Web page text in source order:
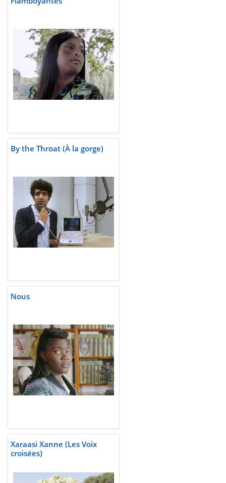
By the Throat (À la gorge)
Nous
Xaraasi Xanne (Les Voix
croisées)